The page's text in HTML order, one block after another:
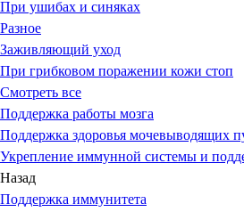
При ушибах и синяках
Разное
Заживляющий уход
При грибковом поражении кожи стоп
Смотреть все
Поддержка работы мозга
Поддержка здоровья мочевыводящих
Укрепление иммунной системы и
Назад
Поддержка иммунитета